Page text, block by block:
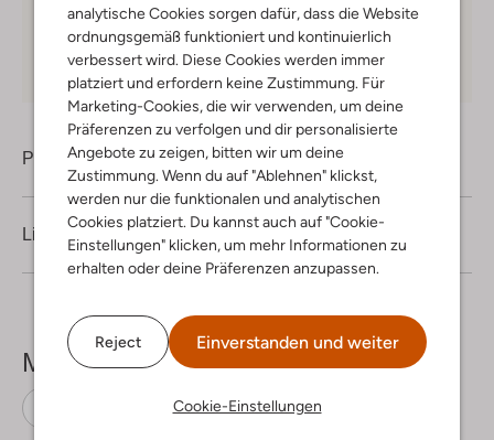
analytische Cookies sorgen dafür, dass die Website
ordnungsgemäß funktioniert und kontinuierlich
verbessert wird. Diese Cookies werden immer
platziert und erfordern keine Zustimmung. Für
Marketing-Cookies, die wir verwenden, um deine
Präferenzen zu verfolgen und dir personalisierte
Angebote zu zeigen, bitten wir um deine
Zustimmung. Wenn du auf "Ablehnen" klickst,
werden nur die funktionalen und analytischen
Cookies platziert. Du kannst auch auf "Cookie-
Einstellungen" klicken, um mehr Informationen zu
erhalten oder deine Präferenzen anzupassen.
Reject Einverstanden und weiter
Cookie-Einstellungen
Kauf auf Rechnung 30 TagenRückgaberecht
Produktinformation
Lieferung & Rückgabe
Mehr sehen
Selected Men